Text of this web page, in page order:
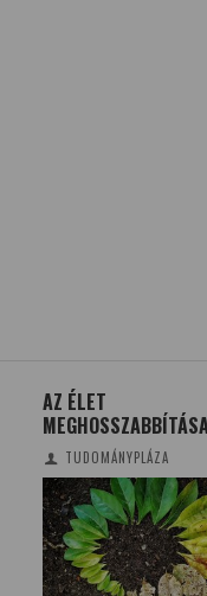
AZ ÉLET
TUDOMÁNYPLÁZA